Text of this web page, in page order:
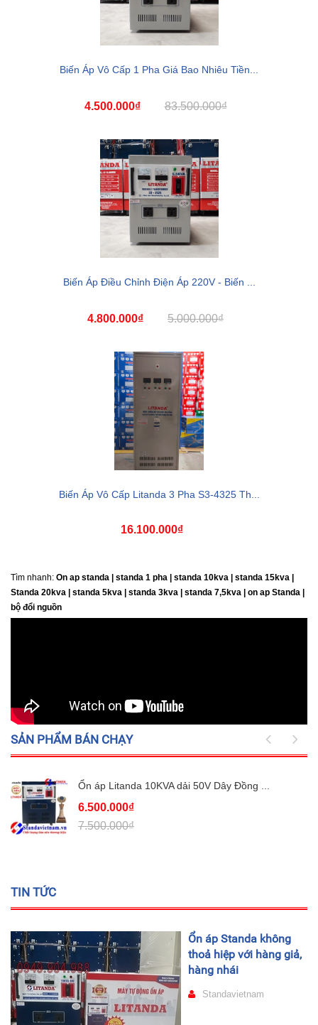
Biến Áp Vô Cấp 1 Pha Giá Bao Nhiêu Tiền...
4.500.000₫ 83.500.000₫
Biến Áp Điều Chỉnh Điện Áp 220V - Biến ...
4.800.000₫ 5.000.000₫
Biến Áp Vô Cấp Litanda 3 Pha S3-4325 Th...
16.100.000₫
Tìm nhanh: On ap standa | standa 1 pha | standa 10kva | standa 15kva |
Standa 20kva |
standa 5kva | standa 3kva | standa 7,5kva | on ap Standa |
bộ đổi nguồn
SẢN PHẨM BÁN CHẠY
Ổn áp Litanda 10KVA dải 50V Dây Đồng ...
6.500.000₫
7.500.000₫
TIN TỨC
Ổn áp Standa không
thoả hiệp với hàng giả,
hàng nhái
Standavietnam